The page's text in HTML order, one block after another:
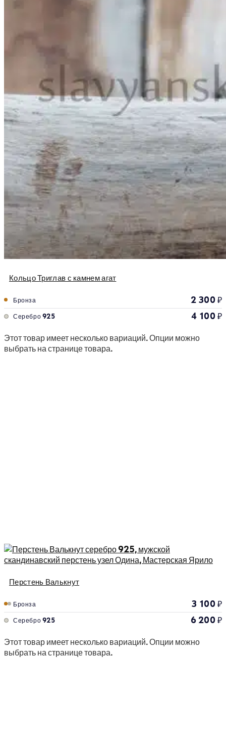
Кольцо Триглав с камнем агат
Бронза 2 300₽
Серебро 925 4 100₽
Этот товар имеет несколько вариаций. Опции можно
выбрать на странице товара.
Перстень Валькнут
Бронза 3 100₽
Серебро 925 6 200₽
Этот товар имеет несколько вариаций. Опции можно
выбрать на странице товара.